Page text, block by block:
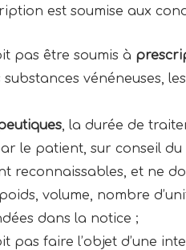
est soumise aux
pas être soumis à
substances vénéneuses,
, la durée de
le patient, sur conseil
reconnaissables, et ne
volume, nombre
dans la notice ;
pas faire l’objet d’une